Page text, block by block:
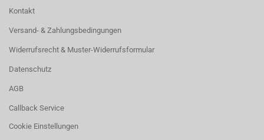
Kontakt
Versand- & Zahlungsbedingungen
Widerrufsrecht & Muster-Widerrufsformular
Datenschutz
AGB
Callback Service
Cookie Einstellungen